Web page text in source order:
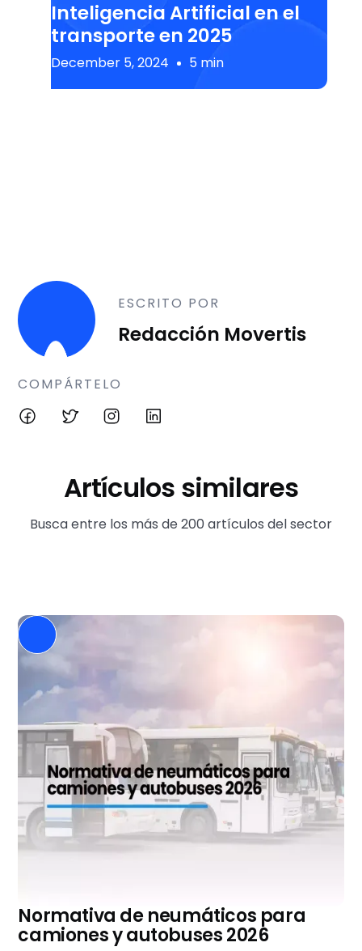
Inteligencia Artificial en el
transporte en 2025
December 5, 2024 5 min
ESCRITO POR
Redacción Movertis
COMPÁRTELO
Artículos similares
Busca entre los más de 200 artículos del sector
Normativa de neumáticos para
camiones y autobuses 2026